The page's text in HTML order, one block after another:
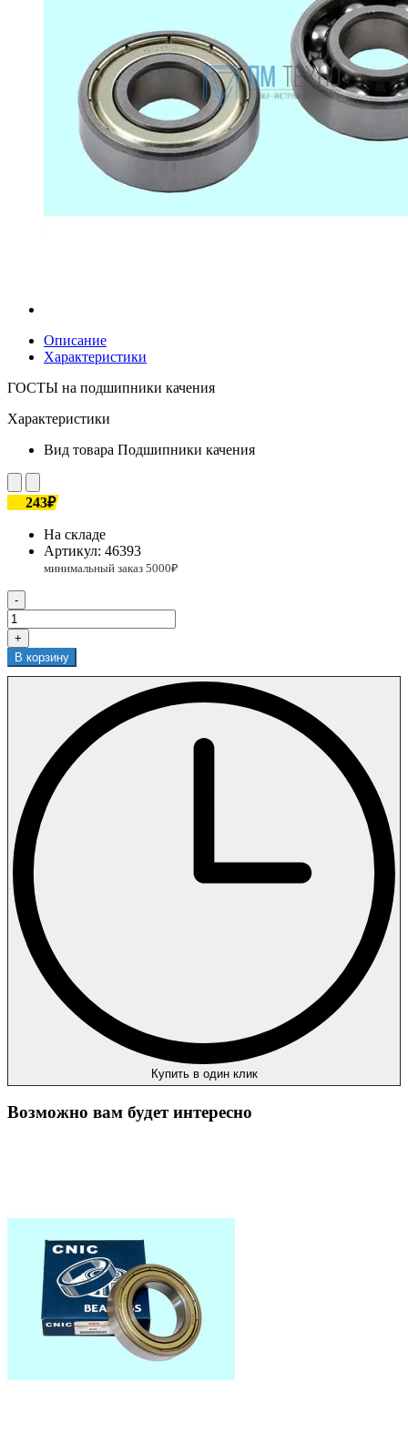
Описание
Характеристики
ГОСТЫ на подшипники качения
Характеристики
Вид товара Подшипники качения
243₽
На складе
Артикул: 46393
-
+
В корзину
Купить в один клик
Возможно вам будет интересно